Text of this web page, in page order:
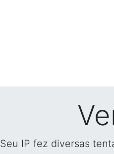
Seu IP fez diversas